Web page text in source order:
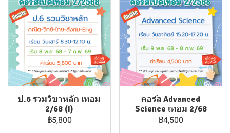
ป.6 รวมวิชาหลัก เทอม
2/68 (I)
฿5,800
คอร์ส Advanced
Science เทอม 2/68
฿4,500